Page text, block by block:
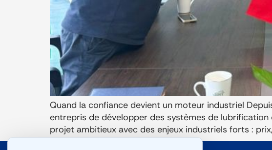
Quand la confiance devient un moteur industriel
entrepris de développer des systèmes de lubrification
projet ambitieux avec des enjeux industriels forts :